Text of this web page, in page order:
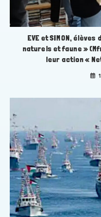
EVE et SIMON,
naturels et faune »
leur action «